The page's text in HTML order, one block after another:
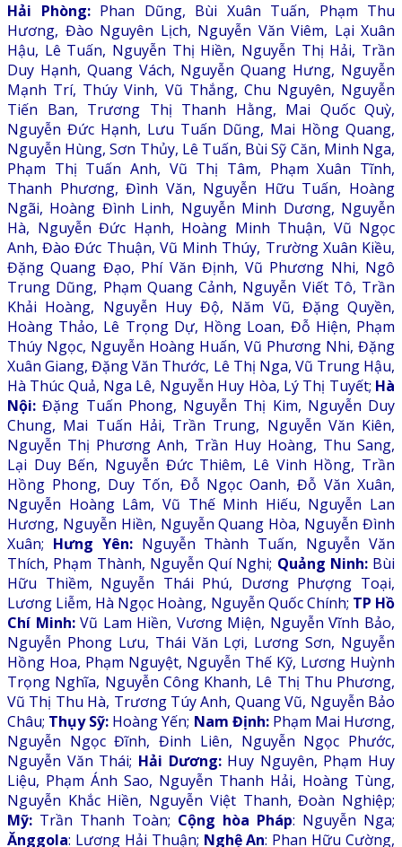
Hải Phòng:Phan Dũng, Bùi Xuân Tuấn, Phạm Thu
Hương, Đào Nguyên Lịch, Nguyễn Văn Viêm, Lại Xuân
Hậu, Lê Tuấn, Nguyễn Thị Hiền, Nguyễn Thị Hải, Trần
Duy Hạnh, Quang Vách, Nguyễn Quang Hưng, Nguyễn
Mạnh Trí, Thúy Vinh, Vũ Thắng, Chu Nguyên, Nguyễn
Tiến Ban, Trương Thị Thanh Hằng, Mai Quốc Quỳ,
Nguyễn Đức Hạnh, Lưu Tuấn Dũng, Mai Hồng Quang,
Nguyễn Hùng, Sơn Thủy, Lê Tuấn, Bùi Sỹ Căn, Minh Nga,
Phạm Thị Tuấn Anh, Vũ Thị Tâm, Phạm Xuân Tĩnh,
Thanh Phương, Đình Văn, Nguyễn Hữu Tuấn, Hoàng
Ngãi, Hoàng Đình Linh, Nguyễn Minh Dương, Nguyễn
Hà, Nguyễn Đức Hạnh, Hoàng Minh Thuận, Vũ Ngọc
Anh, Đào Đức Thuận, Vũ Minh Thúy, Trường Xuân Kiều,
Đặng Quang Đạo, Phí Văn Định, Vũ Phương Nhi, Ngô
Trung Dũng, Phạm Quang Cảnh, Nguyễn Viết Tô, Trần
Khải Hoàng, Nguyễn Huy Độ, Năm Vũ, Đặng Quyền,
Hoàng Thảo, Lê Trọng Dự, Hồng Loan, Đỗ Hiện, Phạm
Thúy Ngọc, Nguyễn Hoàng Huấn, Vũ Phương Nhi, Đặng
Xuân Giang, Đặng Văn Thước, Lê Thị Nga, Vũ Trung Hậu,
Hà Thúc Quả, Nga Lê, Nguyễn Huy Hòa, Lý Thị Tuyết; Hà
Nội: Đặng Tuấn Phong, Nguyễn Thị Kim, Nguyễn Duy
Chung, Mai Tuấn Hải, Trần Trung, Nguyễn Văn Kiên,
Nguyễn Thị Phương Anh, Trần Huy Hoàng, Thu Sang,
Lại Duy Bến, Nguyễn Đức Thiêm, Lê Vinh Hồng, Trần
Hồng Phong, Duy Tốn, Đỗ Ngọc Oanh, Đỗ Văn Xuân,
Nguyễn Hoàng Lâm, Vũ Thế Minh Hiếu, Nguyễn Lan
Hương, Nguyễn Hiền, Nguyễn Quang Hòa, Nguyễn Đình
Xuân; Hưng Yên:Nguyễn Thành Tuấn, Nguyễn Văn
Thích, Phạm Thành, Nguyễn Quí Nghi; Quảng Ninh:Bùi
Hữu Thiềm, Nguyễn Thái Phú, Dương Phượng Toại,
Lương Liễm, Hà Ngọc Hoàng, Nguyễn Quốc Chính; TP Hồ
Chí Minh:Vũ Lam Hiền, Vương Miện, Nguyễn Vĩnh Bảo,
Nguyễn Phong Lưu, Thái Văn Lợi, Lương Sơn, Nguyễn
Hồng Hoa, Phạm Nguyệt, Nguyễn Thế Kỹ, Lương Huỳnh
Trọng Nghĩa, Nguyễn Công Khanh, Lê Thị Thu Phương,
Vũ Thị Thu Hà, Trương Túy Anh, Quang Vũ, Nguyễn Bảo
Châu; Thụy Sỹ: Hoàng Yến; Nam Định:Phạm Mai Hương,
Nguyễn Ngọc Đĩnh, Đinh Liên, Nguyễn Ngọc Phước,
Nguyễn Văn Thái; Hải Dương:Huy Nguyên, Phạm Huy
Liệu, Phạm Ánh Sao, Nguyễn Thanh Hải, Hoàng Tùng,
Nguyễn Khắc Hiền, Nguyễn Việt Thanh, Đoàn Nghiệp;
Mỹ: Trần Thanh Toàn; Cộng hòa Pháp: Nguyễn Nga;
Ănggola: Lương Hải Thuận; Nghệ An: Phan Hữu Cường,